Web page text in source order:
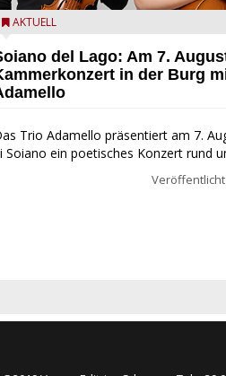
Trio Adamello
AKTUELL
del Lago: Am 7.
in der Burg
Trio Adamello präsentiert am 7.
Soiano ein poetisches Konzert rund